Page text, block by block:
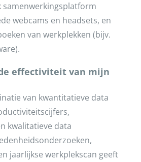
samenwerkingsplatform
webcams en headsets, en
van werkplekken (bijv.
effectiviteit van mijn
van kwantitatieve data
kwalitatieve data
jaarlijkse werkplekscan geeft